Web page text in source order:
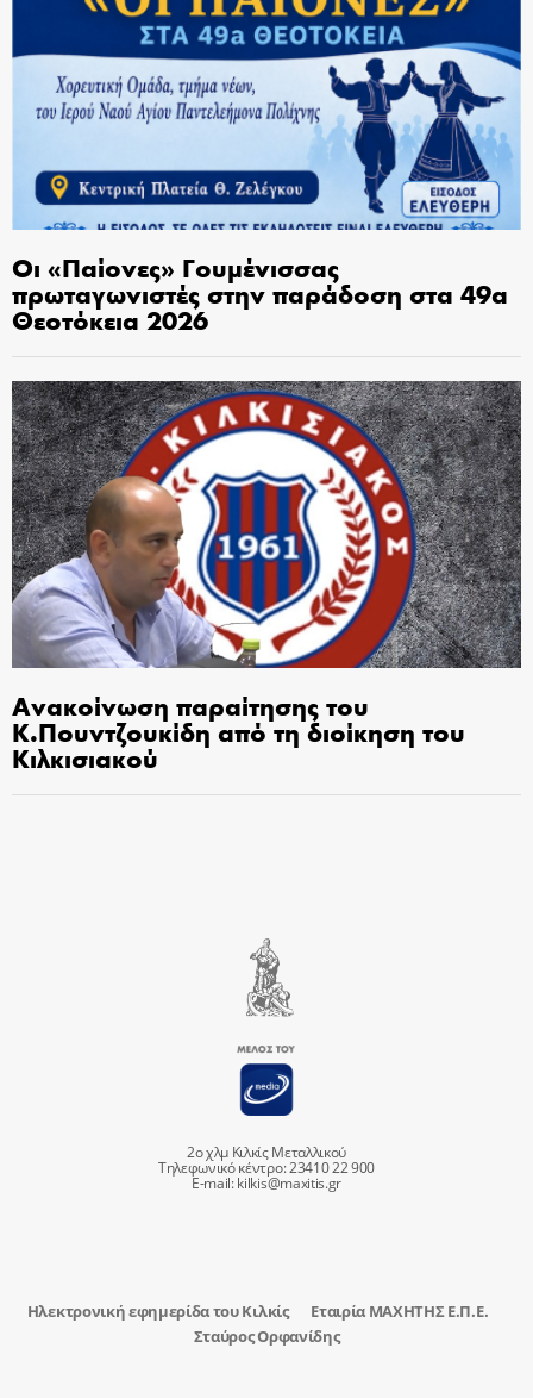
Οι «Παίονες» Γουμένισσας
πρωταγωνιστές στην παράδοση στα 49α
Θεοτόκεια 2026
Ανακοίνωση παραίτησης του
Κ.Πουντζουκίδη από τη διοίκηση του
Κιλκισιακού
2ο χλμ Κιλκίς Μεταλλικού
Τηλεφωνικό κέντρο: 23410 22 900
E-mail:kilkis@maxitis.gr
Ηλεκτρονική εφημερίδα του Κιλκίς
Εταιρία ΜΑΧΗΤΗΣ Ε.Π.Ε.
Σταύρος Ορφανίδης